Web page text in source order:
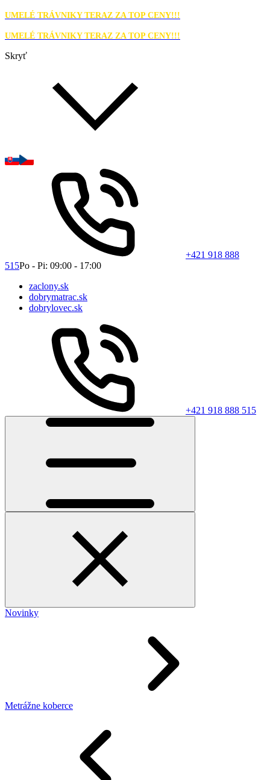
UMELÉ TRÁVNIKY TERAZ ZA TOP CENY!!!
UMELÉ TRÁVNIKY TERAZ ZA TOP CENY!!!
Skryť
+421 918 888
515Po - Pi: 09:00 - 17:00
zaclony.sk
dobrymatrac.sk
dobrylovec.sk
+421 918 888 515
Novinky
Metrážne koberce